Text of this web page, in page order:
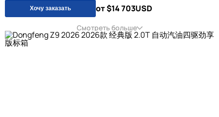
Хочу заказать от $14 703USD
Смотреть больше